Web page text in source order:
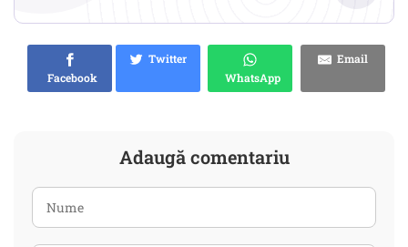
Facebook
Twitter
WhatsApp
Email
Adaugă comentariu